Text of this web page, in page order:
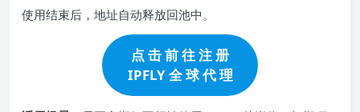
使用结束后，地址自动释放回池中。
点 击 前 往 注 册
IPFLY 全 球 代 理